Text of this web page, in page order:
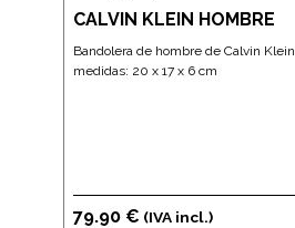
CALVIN KLEIN HOMBRE
Bandolera de hombre de Calvin Klein
medidas: 20 x 17 x 6 cm
79.90 € (IVA incl.)